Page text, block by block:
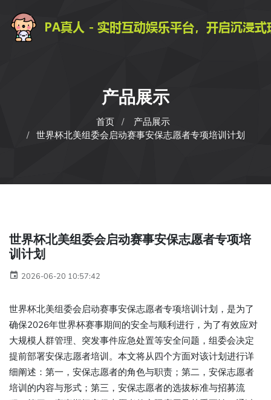
产品展示
首页
产品展示
世界杯北美组委会启动赛事安保志愿者专项培训计划
世界杯北美组委会启动赛事安保志愿者专项培
训计划
2026-06-20 10:57:42
世界杯北美组委会启动赛事安保志愿者专项培训计划，是为了
确保2026年世界杯赛事期间的安全与顺利进行，为了有效应对
大规模人群管理、突发事件应急处置等安全问题，组委会决定
提前部署安保志愿者培训。本文将从四个方面对该计划进行详
细阐述：第一，安保志愿者的角色与职责；第二，安保志愿者
培训的内容与形式；第三，安保志愿者的选拔标准与招募流